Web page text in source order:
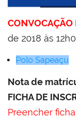
CONVOCAÇÃO
de 2018 às
Polo Sapeaçu
Nota de
FICHA DE
Preencher